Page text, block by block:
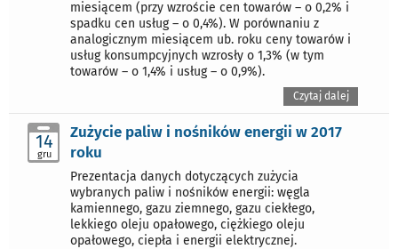
miesiącem (przy wzroście cen towarów – o 0,2% i
spadku cen usług – o 0,4%). W porównaniu z
analogicznym miesiącem ub. roku ceny towarów i
usług konsumpcyjnych wzrosły o 1,3% (w tym
towarów – o 1,4% i usług – o 0,9%).
Czytaj dalej
14
gru
Zużycie paliw i nośników energii w 2017
roku
Prezentacja danych dotyczących zużycia
wybranych paliw i nośników energii: węgla
kamiennego, gazu ziemnego, gazu ciekłego,
lekkiego oleju opałowego, ciężkiego oleju
opałowego, ciepła i energii elektrycznej.